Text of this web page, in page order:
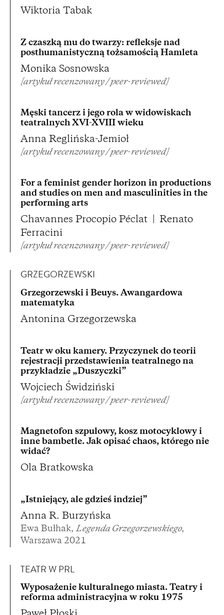
Wiktoria Tabak
Z czaszką mu do twarzy: refleksje nad
posthumanistyczną tożsamością Hamleta
Monika Sosnowska
[artykuł recenzowany / peer-reviewed]
Męski tancerz i jego rola w widowiskach
teatralnych XVI-XVIII wieku
Anna Reglińska-Jemioł
[artykuł recenzowany / peer-reviewed]
For a feminist gender horizon in productions
and studies on men and masculinities in the
performing arts
Chavannes Procopio Péclat
Renato
Ferracini
[artykuł recenzowany / peer-reviewed]
GRZEGORZEWSKI
Grzegorzewski i Beuys. Awangardowa
matematyka
Antonina Grzegorzewska
Teatr w oku kamery. Przyczynek do teorii
rejestracji przedstawienia teatralnego na
przykładzie „Duszyczki”
Wojciech Świdziński
[artykuł recenzowany / peer-reviewed]
Magnetofon szpulowy, kosz motocyklowy i
inne bambetle. Jak opisać chaos, którego nie
widać?
Ola Bratkowska
„Istniejący, ale gdzieś indziej”
Anna R. Burzyńska
Ewa Bułhak, Legenda Grzegorzewskiego,
Warszawa 2021
TEATR W PRL
Wyposażenie kulturalnego miasta. Teatry i
reforma administracyjna w roku 1975